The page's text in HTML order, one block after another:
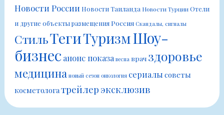
Новости России Новости Таиланда Новости ТурцииОтели
и другие объекты размещенияРоссия Скандалы, сигналы
СтильТегиТуризмШоу-
бизнес анонс показа весна врач здоровье
медицина новый сезон онкология сериалы советы
косметологатрейлер эксклюзив